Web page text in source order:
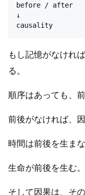
before / after
↓
もし記憶がなけれ
る。
順序はあっても、
前後がなければ、
時間は前後を生まな
生命が前後を生む。
そして因果は、そ